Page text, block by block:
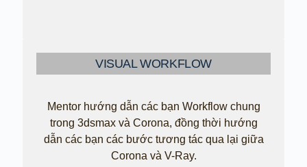
VISUAL WORKFLOW
Mentor hướng dẫn các bạn Workflow chung
trong 3dsmax và Corona, đồng thời hướng
dẫn các bạn các bước tương tác qua lại giữa
Corona và V-Ray.